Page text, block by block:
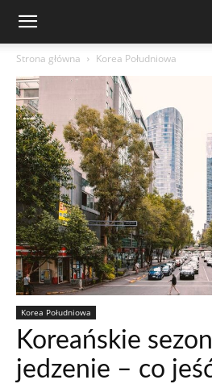
Strona główna Korea Południowa
Korea Południowa
Koreańskie
jedzenie – co